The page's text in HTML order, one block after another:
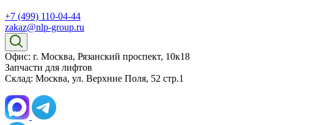
+7 (499) 110-04-44
zakaz@nlp-group.ru
Офис: г. Москва, Рязанский проспект, 10к18
Запчасти для лифтов
Склад: Москва, ул. Верхние Поля, 52 стр.1